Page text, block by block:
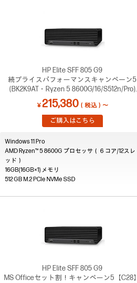
HP Elite SFF 805 G9
続プライスパフォーマンスキャンペーン5
(BK2K9AT・Ryzen 5 8600G/16/S512n/Pro)
【C25】
￥ 215,380 （税込）～
ご購入はこちら
Windows 11 Pro
AMD Ryzen™ 5 8600G プロセッサ（６コア/12スレ
ッド）
16GB(16GB×1)
512 GB M.2 PCIe NVMe SSD
HP Elite SFF 805 G9
MS Officeセット割！キャンペーン5【C28】